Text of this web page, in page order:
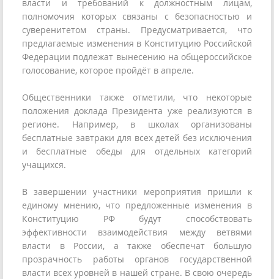
власти и требований к должностным лицам,
полномочия которых связаны с безопасностью и
суверенитетом страны. Предусматривается, что
предлагаемые изменения в Конституцию Российской
Федерации подлежат вынесению на общероссийское
голосование, которое пройдёт в апреле.
Общественники также отметили, что некоторые
положения доклада Президента уже реализуются в
регионе. Например, в школах организованы
бесплатные завтраки для всех детей без исключения
и бесплатные обеды для отдельных категорий
учащихся.
В завершении участники мероприятия пришли к
единому мнению, что предложенные изменения в
Конституцию РФ будут способствовать
эффективности взаимодействия между ветвями
власти в России, а также обеспечат большую
прозрачность работы органов государственной
власти всех уровней в нашей стране. В свою очередь